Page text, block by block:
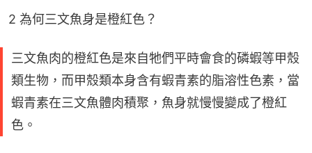
2 為何三文魚身是橙紅色？
三文魚肉的橙紅色是來自牠們平時會食的磷蝦等甲殼
類生物，而甲殼類本身含有蝦青素的脂溶性色素，當
蝦青素在三文魚體肉積聚，魚身就慢慢變成了橙紅
色。